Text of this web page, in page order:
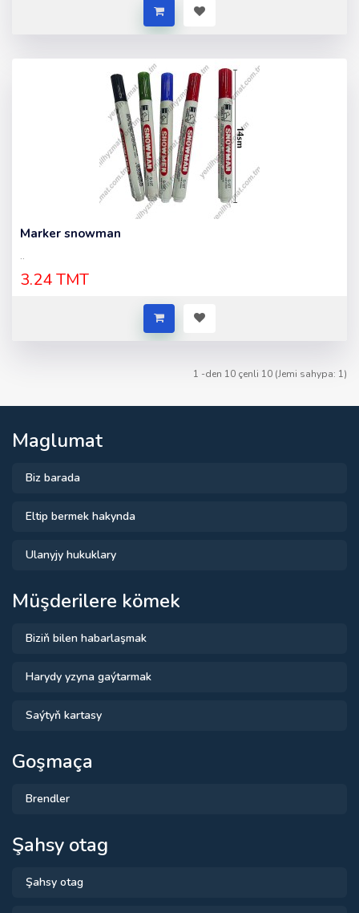
Marker snowman
..
3.24 TMT
1 -den 10 çenli 10 (Jemi sahypa: 1)
Maglumat
Biz barada
Eltip bermek hakynda
Ulanyjy hukuklary
Müşderilere kömek
Biziň bilen habarlaşmak
Harydy yzyna gaýtarmak
Saýtyň kartasy
Goşmaça
Brendler
Şahsy otag
Şahsy otag